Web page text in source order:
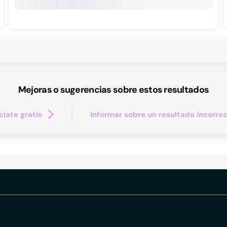
Mejoras o sugerencias sobre estos resultados
gratis Informar sobre un resultado